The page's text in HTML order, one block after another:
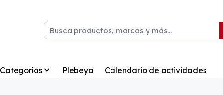
Categorías Plebeya Calendario de actividades